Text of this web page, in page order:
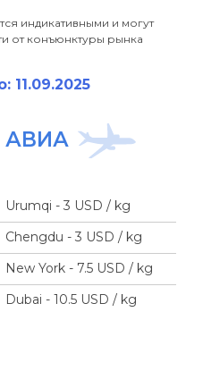
индикативными и могут
от конъюнктуры рынка
11.09.2025
АВИА
Urumqi - 3 USD / kg
Chengdu - 3 USD / kg
New York - 7.5 USD / kg
Dubai - 10.5 USD / kg